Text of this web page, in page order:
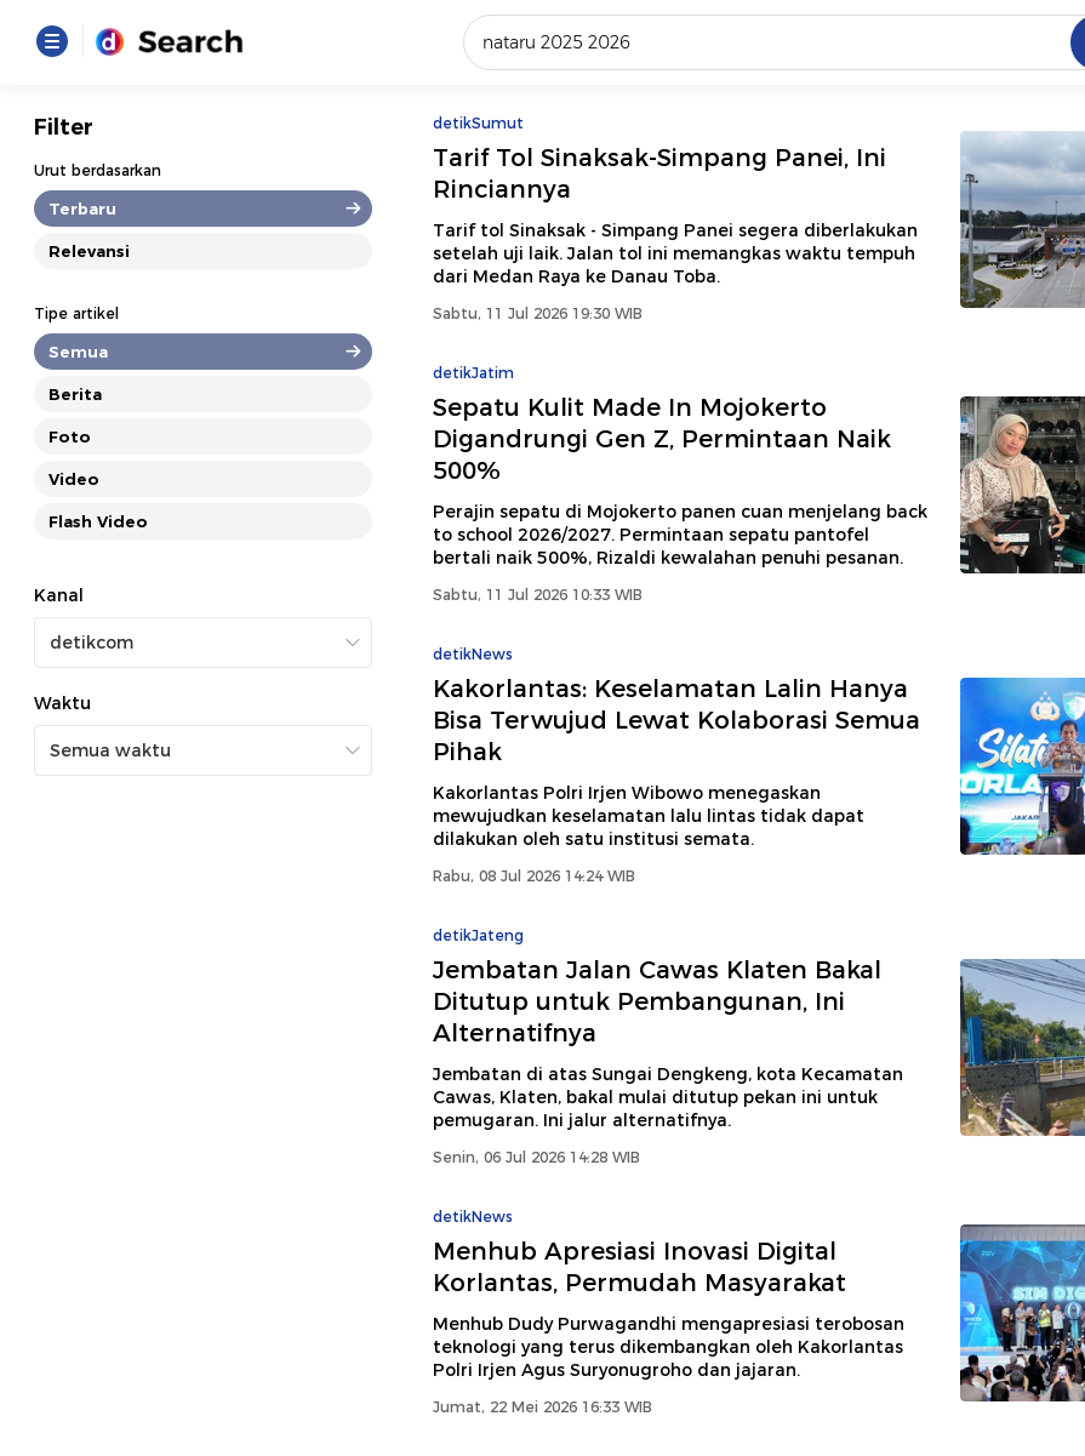
Loading...
Promoted
Filter
Urut berdasarkan
Terbaru
Relevansi
Tipe artikel
Semua
Berita
Foto
Video
Flash Video
Kanal
Waktu
detikSumut
Tarif Tol Sinaksak-Simpang Panei, Ini
Rinciannya
Tarif tol Sinaksak - Simpang Panei segera diberlakukan
setelah uji laik. Jalan tol ini memangkas waktu tempuh
dari Medan Raya ke Danau Toba.
Sabtu, 11 Jul 2026 19:30 WIB
detikJatim
Sepatu Kulit Made In Mojokerto
Digandrungi Gen Z, Permintaan Naik
500%
Perajin sepatu di Mojokerto panen cuan menjelang back
to school 2026/2027. Permintaan sepatu pantofel
bertali naik 500%, Rizaldi kewalahan penuhi pesanan.
Sabtu, 11 Jul 2026 10:33 WIB
detikNews
Kakorlantas: Keselamatan Lalin Hanya
Bisa Terwujud Lewat Kolaborasi Semua
Pihak
Kakorlantas Polri Irjen Wibowo menegaskan
mewujudkan keselamatan lalu lintas tidak dapat
dilakukan oleh satu institusi semata.
Rabu, 08 Jul 2026 14:24 WIB
detikJateng
Jembatan Jalan Cawas Klaten Bakal
Ditutup untuk Pembangunan, Ini
Alternatifnya
Jembatan di atas Sungai Dengkeng, kota Kecamatan
Cawas, Klaten, bakal mulai ditutup pekan ini untuk
pemugaran. Ini jalur alternatifnya.
Senin, 06 Jul 2026 14:28 WIB
detikNews
Menhub Apresiasi Inovasi Digital
Korlantas, Permudah Masyarakat
Menhub Dudy Purwagandhi mengapresiasi terobosan
teknologi yang terus dikembangkan oleh Kakorlantas
Polri Irjen Agus Suryonugroho dan jajaran.
Jumat, 22 Mei 2026 16:33 WIB